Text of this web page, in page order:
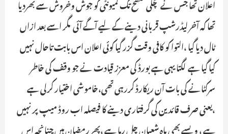
اعلان تھا جس نے نچلی سطح تک کمیونٹی کو جوش وخروش سے بھردیا
تھا کہ آخر لیڈرشپ قربانی دینے کے لیے آگے آئی ـ مگر اسے بعد ازاں
ٹال دیا گیا ،التوا کو کافی وقت گزر گیاـ کوئی اعلان اس بابت تاحال نہیں
کیا گیا ہے ـ لگتا یہی ہے بورڈ کی معزز قیادت نے جو وقف کی خاطر
سرکٹانے کی بات آن ریکارڈ کررہی تھی،خاموشی اختیار کرلی ہے
،یعنی صرف قائدین کی گرفتاری دینے کا فیصلہ اب روڈ میپ پر نہیں
ہے ، ویسے بھی ماہ شعبان چل رہا ہے ،پھر رمضان ہیں چنانچہ اس